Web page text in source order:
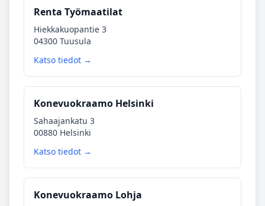
Renta Työmaatilat
Hiekkakuopantie 3
04300 Tuusula
Katso tiedot →
Konevuokraamo Helsinki
Sahaajankatu 3
00880 Helsinki
Katso tiedot →
Konevuokraamo Lohja